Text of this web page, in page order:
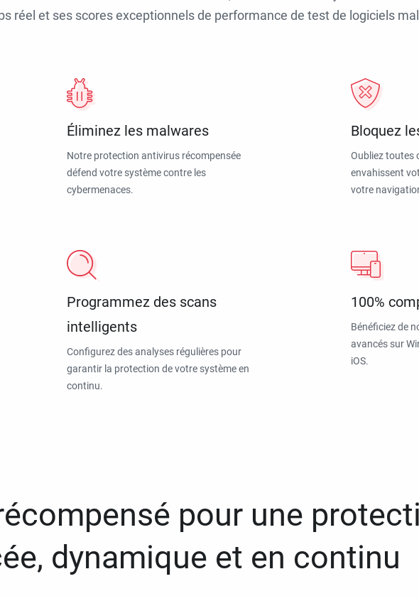
réel et ses scores exceptionnels de performance de test de logiciels
Éliminez les malwares
Notre protection antivirus récompensée
défend votre système contre les
cybermenaces.
Bloquez
Oubliez toutes
envahissent
votre
Programmez des scans
intelligents
Configurez des analyses régulières pour
garantir la protection de votre système en
continu.
100%
Bénéficiez de
avancés sur
iOS.
pour une
dynamique et en continu